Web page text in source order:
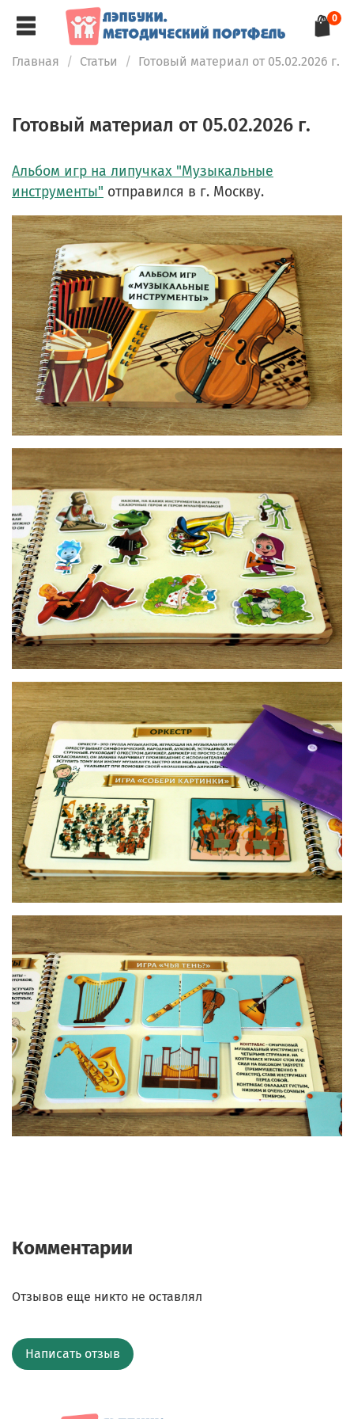
0
Главная Статьи Готовый материал от 05.02.2026 г.
Готовый материал от 05.02.2026 г.
Альбом игр на липучках "Музыкальные
инструменты" отправился в г. Москву.
Комментарии
Отзывов еще никто не оставлял
Написать отзыв